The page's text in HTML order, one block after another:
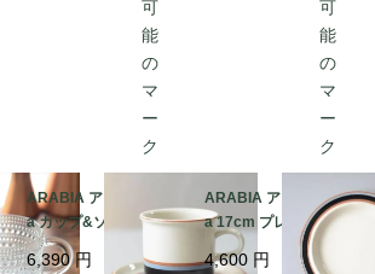
ARABIA アラビア Taik
a カップ&ソーサー タ
イカ 北欧食器 フィンラ
ンド ヴィンテージ アン
6,390円
ARABIA アラビア Taik
a 17cm プレート お皿
タイカ 北欧食器 フィン
ランド 北欧 ヴィンテー
4,600 円